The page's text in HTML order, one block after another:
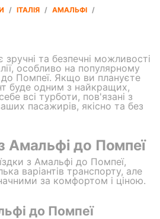
/ ІТАЛІЯ / АМАЛЬФІ /
та безпечні можливості
особливо на популярному
Помпеї. Якщо ви плануєте
буде одним з найкращих,
всі турботи, пов'язані з
пасажирів, якісно та без
Амальфі до Помпеї
з Амальфі до Помпеї,
варіантів транспорту, але
за комфортом і ціною.
до Помпеї